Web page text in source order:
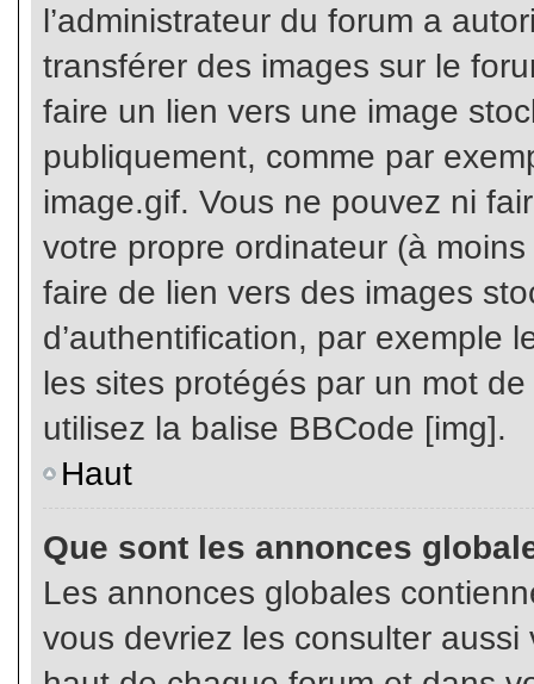
l’administrateur du forum a
transférer des images sur le
faire un lien vers une image
publiquement, comme par
image.gif. Vous ne pouvez ni
votre propre ordinateur (à
faire de lien vers des images
d’authentification, par exemple
les sites protégés par un mot
utilisez la balise BBCode [img].
Haut
Que sont les annonces
Les annonces globales
vous devriez les consulter